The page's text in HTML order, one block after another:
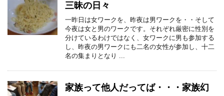
三昧の日々
一昨日は女ワークを、昨夜は男ワークを・・そして
今夜は女と男のワークです。それぞれ厳密に性別を
分けているわけではなく、女ワークに男も参加する
し、昨夜の男ワークにも二名の女性が参加し、十二
名の集まりとなり ...
家族って他人だってば・・・家族幻